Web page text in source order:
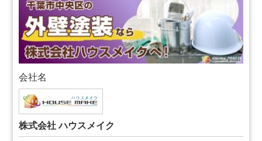
会社名
株式会社 ハウスメイク